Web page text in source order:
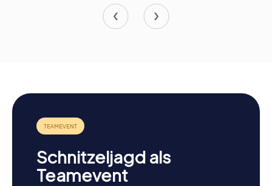
Schnitzeljagd als
Teamevent